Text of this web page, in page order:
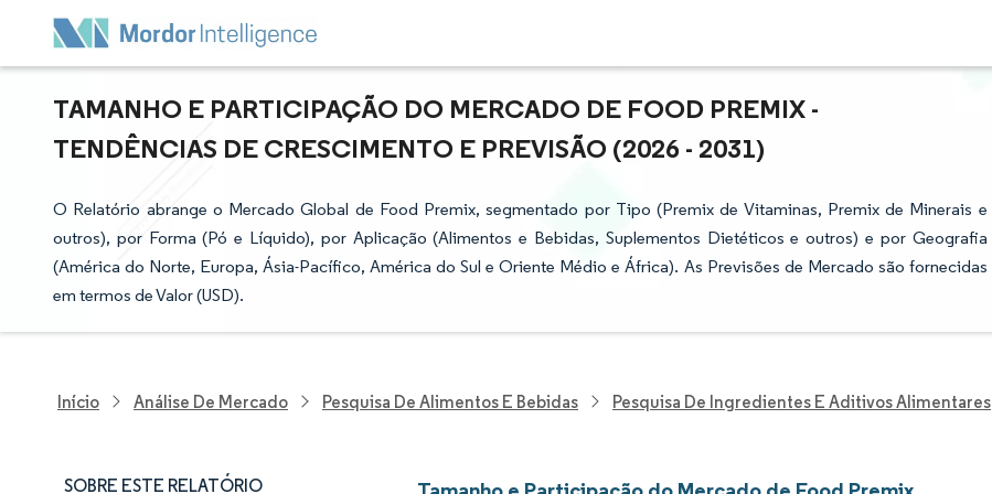
TAMANHO E PARTICIPAÇÃO DO MERCADO DE FOOD PREMIX -
TENDÊNCIAS DE CRESCIMENTO E PREVISÃO (2026 - 2031)
O Relatório abrange o Mercado Global de Food Premix, segmentado por Tipo (Premix de Vitaminas, Premix de Minerais e
outros), por Forma (Pó e Líquido), por Aplicação (Alimentos e Bebidas, Suplementos Dietéticos e outros) e por Geografia
(América do Norte, Europa, Ásia-Pacífico, América do Sul e Oriente Médio e África). As Previsões de Mercado são fornecidas
em termos de Valor (USD).
Início Análise De Mercado Pesquisa De Alimentos E Bebidas Pesquisa De Ingredientes E Aditivos Alimentares
SOBRE ESTE RELATÓRIO